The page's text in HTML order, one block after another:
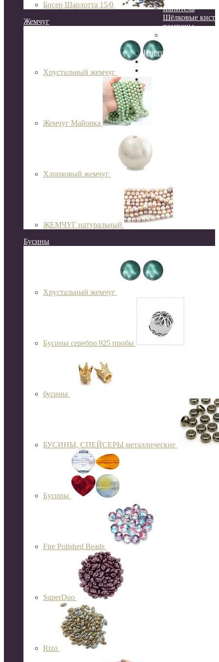
Бисер Шарлотта 15/0
Жемчуг
Хрустальный жемчуг
Жемчуг Майорка
Хлопковый жемчуг
ЖЕМЧУГ натуральный
Бусины
Хрустальный жемчуг
Бусины серебро 925 пробы
бусины
БУСИНЫ, СПЕЙСЕРЫ металлические
Бусины
Fire Polished Beads
SuperDuo
Rizo
Канитель
Шёлковые
помпоны
Инструменты
Организация и